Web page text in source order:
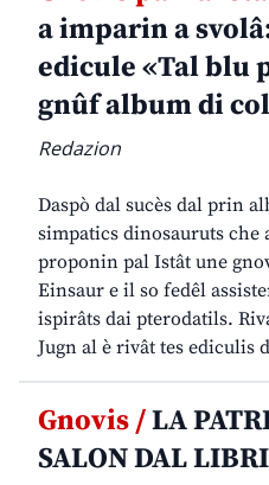
a imparin a
edicule «Tal blu
gnûf album di
Redazion
Daspò dal sucès dal prin
simpatics dinosauruts
proponin pal Istât une
Einsaur e il so fedêl
ispirâts dai pterodatils.
Jugn al è rivât tes ediculis
Gnovis /LA
SALON DAL